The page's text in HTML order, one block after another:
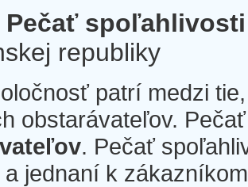
Pečať spoľahlivosti
republiky
patrí medzi
obstarávateľov.
. Pečať
jednaní k